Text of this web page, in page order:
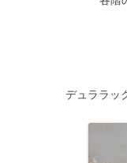
デュララッ